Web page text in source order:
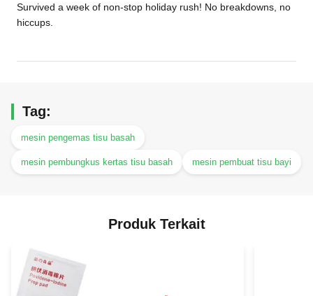
Survived a week of non-stop holiday rush! No breakdowns, no
hiccups.
Tag:
mesin pengemas tisu basah
mesin pembungkus kertas tisu basah mesin pembuat tisu bayi
Produk Terkait